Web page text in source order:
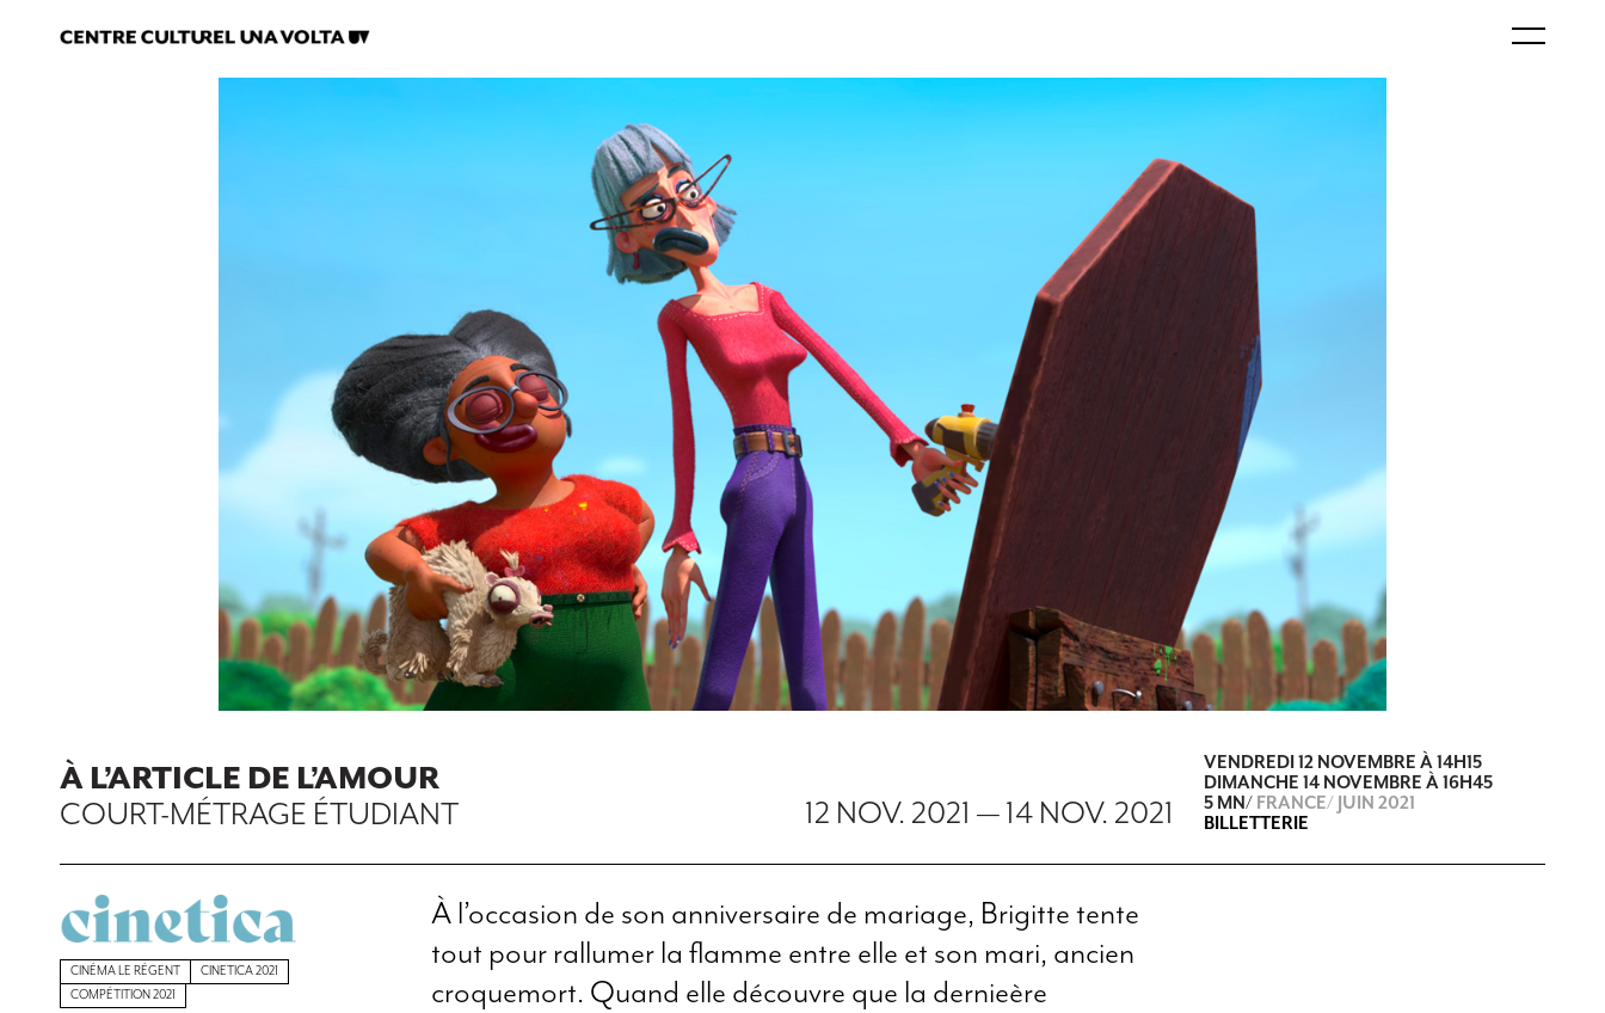
À L’ARTICLE DE L’AMOUR
COURT-MÉTRAGE ÉTUDIANT
12 NOV. 2021 —14 NOV. 2021
VENDREDI 12 NOVEMBRE À14H15
DIMANCHE 14 NOVEMBRE À 16H45
5 MN/ FRANCE/ JUIN 2021
BILLETTERIE
CINÉMA LE RÉGENT
CINETICA 2021
COMPÉTITION 2021
À l’occasion de son anniversaire de mariage, Brigitte tente
tout pour rallumer la flamme entre elle et son mari, ancien
croquemort. Quand elle découvre que la dernieère